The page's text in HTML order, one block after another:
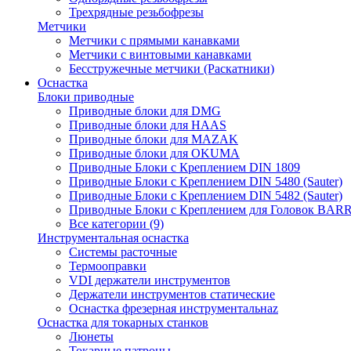
Трехрядные резьбофрезы
Метчики
Метчики с прямыми канавками
Метчики с винтовыми канавками
Бесстружечные метчики (Раскатники)
Оснастка
Блоки приводные
Приводные блоки для DMG
Приводные блоки для HAAS
Приводные блоки для MAZAK
Приводные блоки для OKUMA
Приводные Блоки с Креплением DIN 1809
Приводные Блоки с Креплением DIN 5480 (Sauter)
Приводные Блоки с Креплением DIN 5482 (Sauter)
Приводные Блоки с Креплением для Головок
Все категории (9)
Инструментальная оснастка
Системы расточные
Термооправки
VDI держатели инструментов
Держатели инструментов статические
Оснастка фрезерная инструментальнаz
Оснастка для токарных станков
Люнеты